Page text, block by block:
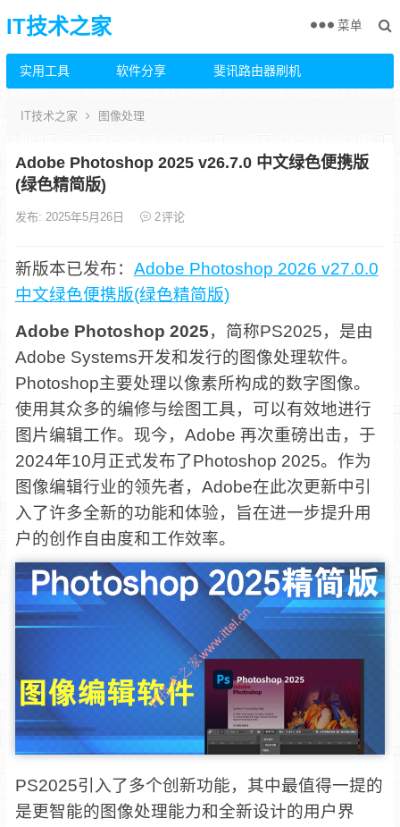
IT技术之家
实用工具 软件分享 斐讯路由器刷机
菜单
IT技术之家 图像处理
Adobe Photoshop 2025 v26.7.0 中文绿色便携版
(绿色精简版)
发布: 2025年5月26日 2评论
新版本已发布： Adobe Photoshop 2026 v27.0.0
中文绿色便携版(绿色精简版)
Adobe Photoshop 2025，简称PS2025，是由
Adobe Systems开发和发行的图像处理软件。
Photoshop主要处理以像素所构成的数字图像。
使用其众多的编修与绘图工具，可以有效地进行
图片编辑工作。现今，Adobe 再次重磅出击，于
2024年10月正式发布了Photoshop 2025。作为
图像编辑行业的领先者，Adobe在此次更新中引
入了许多全新的功能和体验，旨在进一步提升用
户的创作自由度和工作效率。
PS2025引入了多个创新功能，其中最值得一提的
是更智能的图像处理能力和全新设计的用户界